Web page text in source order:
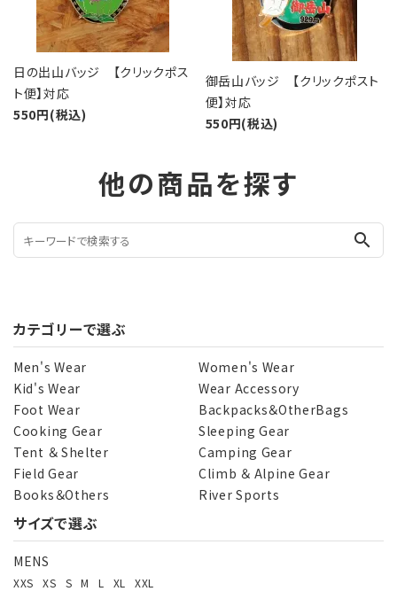
日の出山バッジ 【クリックポス
ト便】対応
550円(税込)
御岳山バッジ 【クリックポスト
便】対応
550円(税込)
他の商品を探す
search
カテゴリーで選ぶ
Men's Wear
Women's Wear
Kid's Wear
Wear Accessory
Foot Wear
Backpacks＆OtherBags
Cooking Gear
Sleeping Gear
Tent ＆ Shelter
Camping Gear
Field Gear
Climb ＆ Alpine Gear
Books＆Others
River Sports
サイズで選ぶ
MENS
XXS XS S M L XL XXL